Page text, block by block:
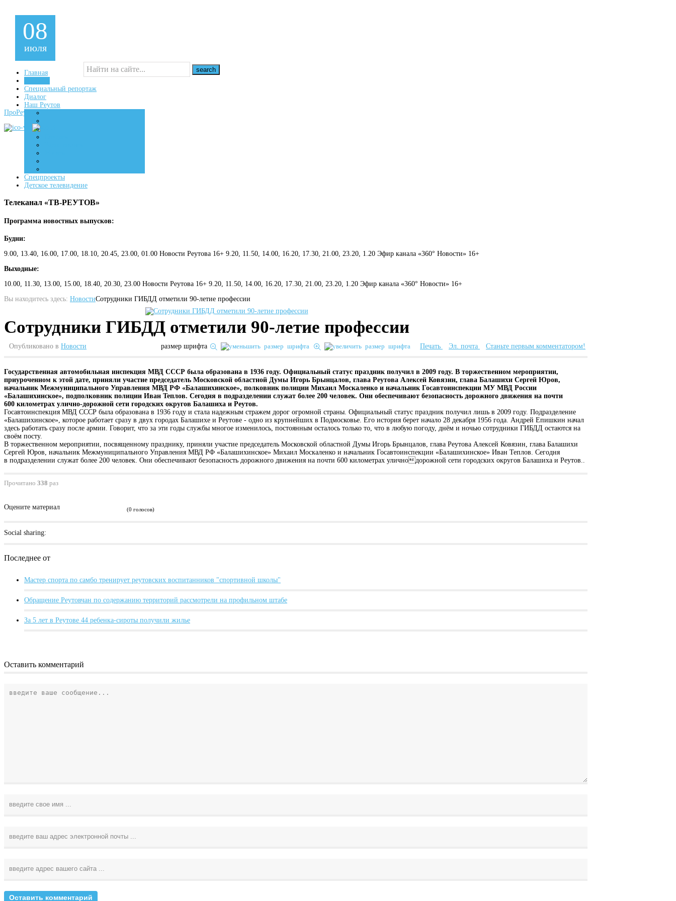
16+
ПроРеутов
Главная
Специальный репортаж
Диалог
Наш Реутов
Спецпроекты
Детское телевидение
Телеканал «ТВ-РЕУТОВ»
Программа новостных выпусков:
Будни:
9.00, 13.40, 16.00, 17.00, 18.10, 20.45, 23.00, 01.00 Новости Реутова 16+ 9.20, 11.50, 14.00, 16.20, 17.30, 21.00, 23.20, 1.20 Эфир канала «360° Новости» 16+
Выходные:
10.00, 11.30, 13.00, 15.00, 18.40, 20.30, 23.00 Новости Реутова 16+ 9.20, 11.50, 14.00, 16.20, 17.30, 21.00, 23.20, 1.20 Эфир канала «360° Новости» 16+
Вы находитесь здесь: НовостиСотрудники ГИБДД отметили 90-летие профессии
08
июля
Сотрудники ГИБДД отметили 90-летие профессии
Опубликовано в Новости размер шрифта Печать Эл. почта Станьте первым комментатором!
Государственная автомобильная инспекция МВД СССР была образована в 1936 году. Официальный статус праздник получил в 2009 году. В торжественном мероприятии,
приуроченном к этой дате, приняли участие председатель Московской областной Думы Игорь Брынцалов, глава Реутова Алексей Ковязин, глава Балашихи Сергей Юров,
начальник Межмуниципального Управления МВД РФ «Балашихинское», полковник полиции Михаил Москаленко и начальник Госавтоинспекции МУ МВД России
«Балашихинское», подполковник полиции Иван Теплов. Сегодня в подразделении служат более 200 человек. Они обеспечивают безопасность дорожного движения на почти
600 километрах улично-дорожной сети городских округов Балашиха и Реутов.
Госавтоинспекция МВД СССР была образована в 1936 году и стала надежным стражем дорог огромной страны. Официальный статус праздник получил лишь в 2009 году. Подразделение
«Балашихинское», которое работает сразу в двух городах Балашихе и Реутове - одно из крупнейших в Подмосковье. Его история берет начало 28 декабря 1956 года. Андрей Епишкин начал
здесь работать сразу после армии. Говорит, что за эти годы службы многое изменилось, постоянным осталось только то, что в любую погоду, днём и ночью сотрудники ГИБДД остаются на
своём посту.
В торжественном мероприятии, посвященному празднику, приняли участие председатель Московской областной Думы Игорь Брынцалов, глава Реутова Алексей Ковязин, глава Балашихи
Сергей Юров, начальник Межмуниципального Управления МВД РФ «Балашихинское» Михаил Москаленко и начальник Госавтоинспекции «Балашихинское» Иван Теплов. Сегодня
в подразделении служат более 200 человек. Они обеспечивают безопасность дорожного движения на почти 600 километрах уличнодорожной сети городских округов Балашиха и Реутов..
Прочитано 338 раз
Оцените материал (0 голосов)
Social sharing:
Последнее от
Мастер спорта по самбо тренирует реутовских воспитанников "спортивной школы"
Обращение Реутовчан по содержанию территорий рассмотрели на профильном штабе
За 5 лет в Реутове 44 ребенка-сироты получили жилье
Оставить комментарий